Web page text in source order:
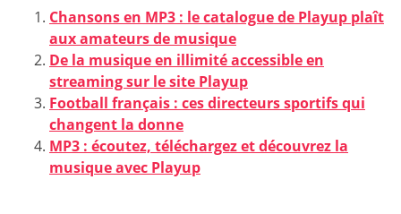
Chansons en MP3 : le catalogue de Playup plaît
aux amateurs de musique
De la musique en illimité accessible en
streaming sur le site Playup
Football français : ces directeurs sportifs qui
changent la donne
MP3 : écoutez, téléchargez et découvrez la
musique avec Playup